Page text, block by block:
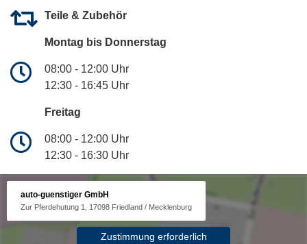
Teile & Zubehör
Montag bis Donnerstag
08:00 - 12:00 Uhr
12:30 - 16:45 Uhr
Freitag
08:00 - 12:00 Uhr
12:30 - 16:30 Uhr
auto-guenstiger GmbH
Zur Pferdehutung 1, 17098 Friedland / Mecklenburg
Zustimmung erforderlich